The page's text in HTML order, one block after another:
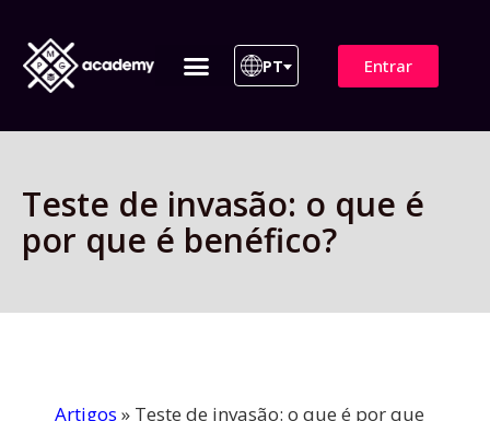
PT Entrar
Teste de invasão: o que é
por que é benéfico?
Artigos » Teste de invasão: o que é por que